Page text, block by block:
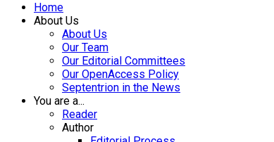
Home
About Us
About Us
Our Team
Our Editorial Committees
Our OpenAccess Policy
Septentrion in the News
You are a...
Reader
Author